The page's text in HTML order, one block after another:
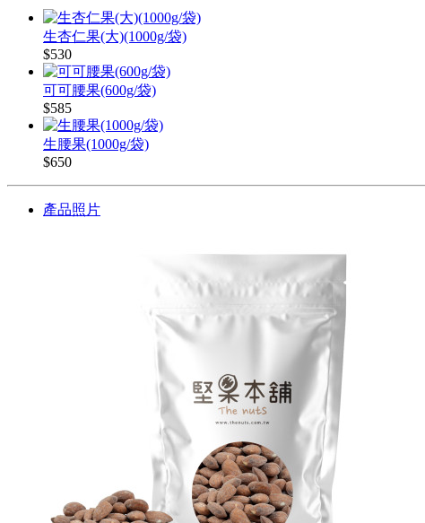
生杏仁果(大)(1000g/袋)
$530
可可腰果(600g/袋)
$585
生腰果(1000g/袋)
$650
產品照片